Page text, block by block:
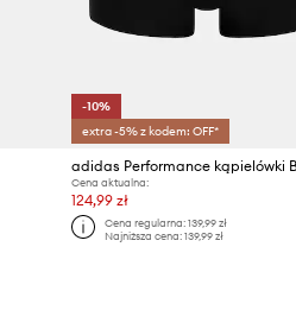
-10%
extra -5% z kodem: OFF*
Cena aktualna:
124,99 zł
Cena regularna: 139,99 zł
Najniższa cena: 139,99 zł